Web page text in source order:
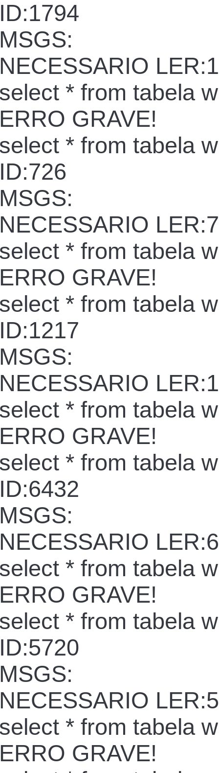
* from tabela
GRAVE!
* from tabela
* from tabela
GRAVE!
* from tabela
* from tabela
GRAVE!
* from tabela
* from tabela
GRAVE!
* from tabela
* from tabela
GRAVE!